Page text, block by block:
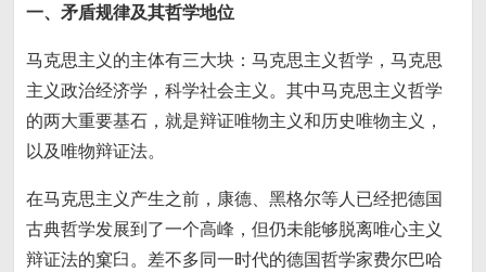
一、矛盾规律及其哲学地位
马克思主义的主体有三大块：马克思主义哲学，马克思
主义政治经济学，科学社会主义。其中马克思主义哲学
的两大重要基石，就是辩证唯物主义和历史唯物主义，
以及唯物辩证法。
在马克思主义产生之前，康德、黑格尔等人已经把德国
古典哲学发展到了一个高峰，但仍未能够脱离唯心主义
辩证法的窠臼。差不多同一时代的德国哲学家费尔巴哈